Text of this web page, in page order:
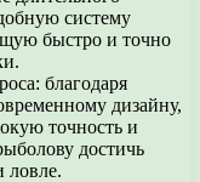
систему
быстро и точно
благодаря
дизайну,
точность и
достичь
ловле.